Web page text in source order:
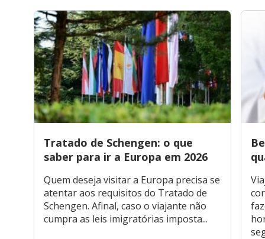
Tratado de Schengen: o que
saber para ir a Europa em 2026
Quem deseja visitar a Europa precisa se
atentar aos requisitos do Tratado de
Schengen. Afinal, caso o viajante não
cumpra as leis imigratórias imposta...